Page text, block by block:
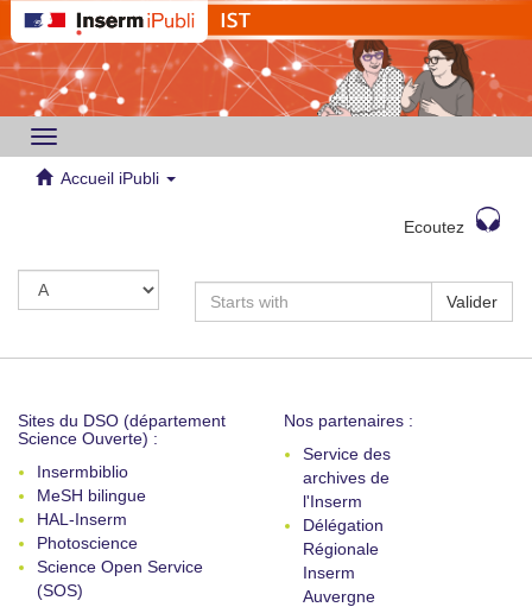
Toggle
navigation
Accueil iPubli
Ecoutez
Valider
Sites du DSO (département
Science Ouverte) :
Insermbiblio
MeSH bilingue
HAL-Inserm
Photoscience
Science Open Service
(SOS)
Nos partenaires :
Service des
archives de
l'Inserm
Délégation
Régionale
Inserm
Auvergne